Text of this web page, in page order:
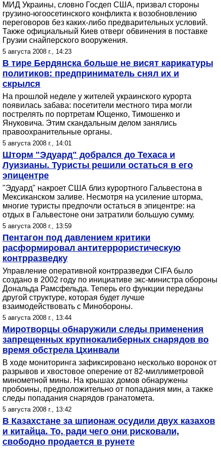
МИД Украины, словно Госдеп США, призвал стороны
грузино-югоосетинского конфликта к возобновлению
переговоров без каких-либо предварительных условий.
Также официальный Киев отверг обвинения в поставке
Грузии снайперского вооружения.
5 августа 2008 г., 14:23
В тире Бердянска больше не висят карикатуры
политиков: предприниматель снял их и
скрылся
На прошлой неделе у жителей украинского курорта
появилась забава: посетители местного тира могли
пострелять по портретам Ющенко, Тимошенко и
Януковича. Этим скандальным делом занялись
правоохранительные органы.
5 августа 2008 г., 14:01
Шторм "Эдуард" добрался до Техаса и
Луизианы. Туристы решили остаться в его
эпицентре
"Эдуард" накроет США близ курортного Гальвестона в
Мексиканском заливе. Несмотря на усиление шторма,
многие туристы предпочли остаться в эпицентре: на
отдых в Гальвестоне они затратили большую сумму.
5 августа 2008 г., 13:59
Пентагон под давлением критики
расформировал антитеррористическую
контрразведку
Управление оперативной контрразведки CIFA было
создано в 2002 году по инициативе экс-министра обороны
Дональда Рамсфельда. Теперь его функции переданы
другой структуре, которая будет лучше
взаимодействовать с Минобороны.
5 августа 2008 г., 13:44
Миротворцы обнаружили следы применения
запрещенных крупнокалиберных снарядов во
время обстрела Цхинвали
В ходе мониторинга зафиксировано несколько воронок от
разрывов и хвостовое оперение от 82-миллиметровой
минометной мины. На крышах домов обнаружены
пробоины, предположительно от попадания мин, а также
следы попадания снарядов гранатомета.
5 августа 2008 г., 13:42
В Казахстане за шпионаж осудили двух казахов
и китайца. То, ради чего они рисковали,
свободно продается в рунете